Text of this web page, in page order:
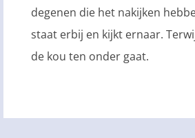
degenen die het nakijken
staat erbij en kijkt ernaar.
de kou ten onder gaat.